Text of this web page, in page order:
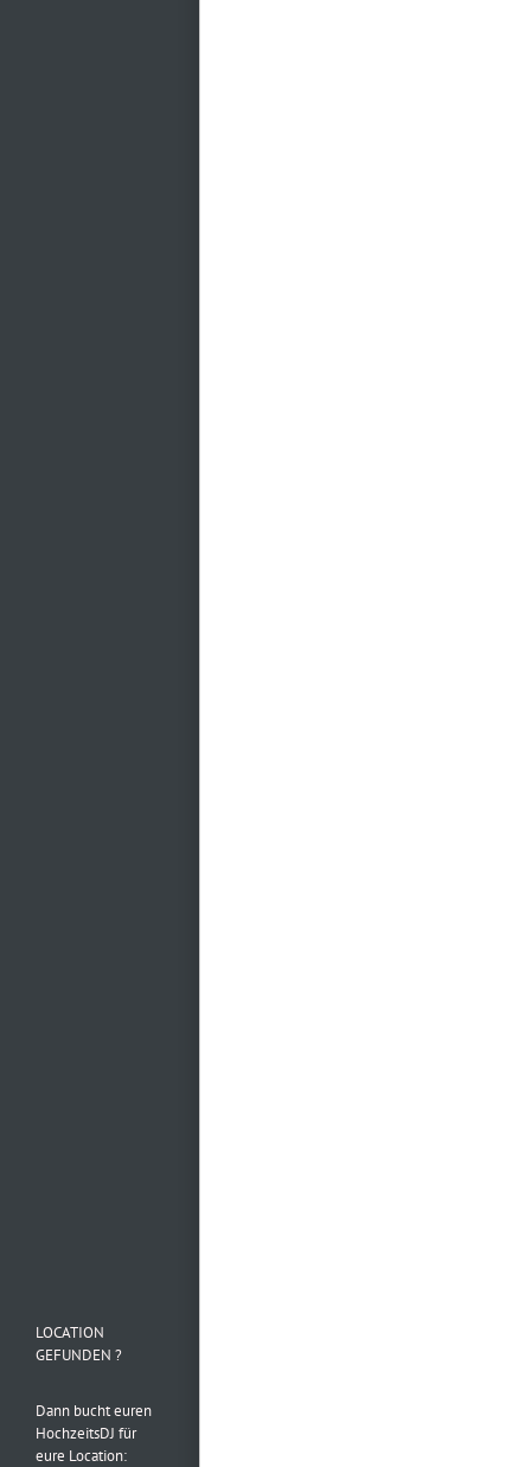
LOCATION
GEFUNDEN ?
Dann bucht euren
HochzeitsDJ für
eure Location: